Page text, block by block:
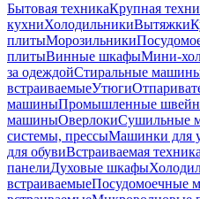
Бытовая техникаКрупная
кухниХолодильникиВытяжки
плитыМорозильники
плитыВинные шкафыМини-
за одеждойСтиральные
встраиваемыеУтюги
машиныПромышленные
машиныОверлокиСушильные
системы, прессыМашинки для
для обувиВстраиваемая
панелиДуховые шкафы
встраиваемыеПосудомоечные